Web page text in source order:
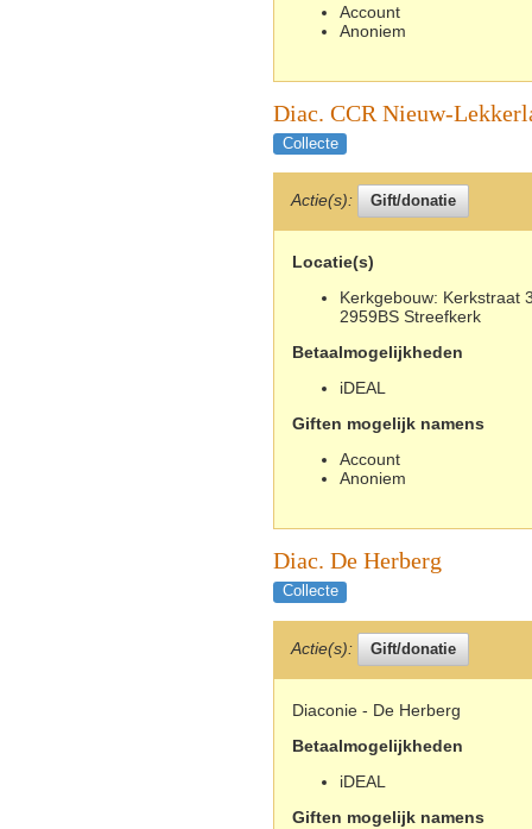
Account
Anoniem
Diac. CCR Nieuw-
Collecte
Actie(s):
Locatie(s)
Kerkgebouw: Kerkstraat
2959BS Streefkerk
Betaalmogelijkheden
iDEAL
Giften mogelijk namens
Account
Anoniem
Diac. De Herberg
Collecte
Actie(s):
Diaconie - De Herberg
Betaalmogelijkheden
iDEAL
Giften mogelijk namens